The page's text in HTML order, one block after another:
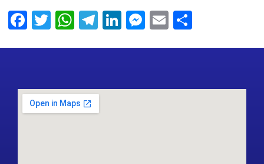
Facebook
Twitter
WhatsApp
Telegram
LinkedIn
Messenger
Email